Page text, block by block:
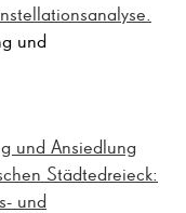
und
und Ansiedlung
Städtedreieck:
und